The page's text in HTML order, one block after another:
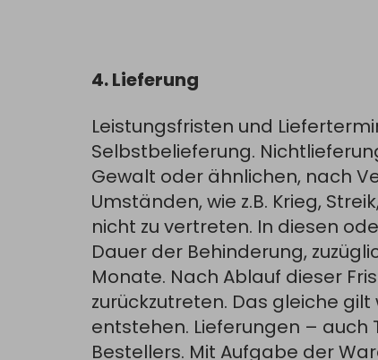
4. Lieferung
Leistungsfristen und
Selbstbelieferung.
Gewalt oder ähnlichen, nach
Umständen, wie z.B. Krieg,
nicht zu vertreten. In diesen
Dauer der Behinderung,
Monate. Nach Ablauf dieser
zurückzutreten. Das gleiche
entstehen. Lieferungen –
Bestellers. Mit Aufgabe der